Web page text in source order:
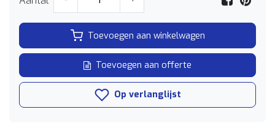
Toevoegen aan winkelwagen
Toevoegen aan offerte
Op verlanglijst